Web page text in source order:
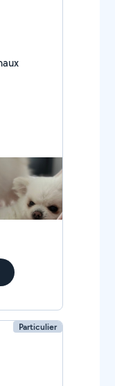
à leur
je
pour
Particulier